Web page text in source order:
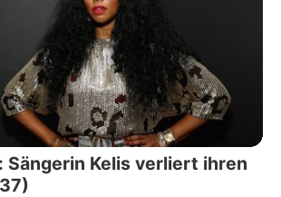
Sängerin Kelis verliert ihren